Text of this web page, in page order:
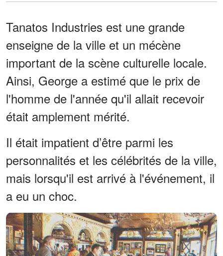
Tanatos Industries est une grande
enseigne de la ville et un mécène
important de la scène culturelle locale.
Ainsi, George a estimé que le prix de
l'homme de l'année qu'il allait recevoir
était amplement mérité.
Il était impatient d’être parmi les
personnalités et les célébrités de la ville,
mais lorsqu'il est arrivé à l'événement, il
a eu un choc.